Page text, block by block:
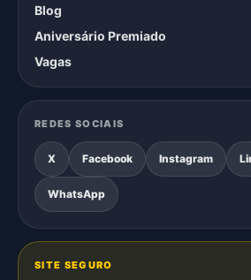
Blog
Aniversário Premiado
Vagas
REDES SOCIAIS
X Facebook Instagram
WhatsApp
SITE SEGURO